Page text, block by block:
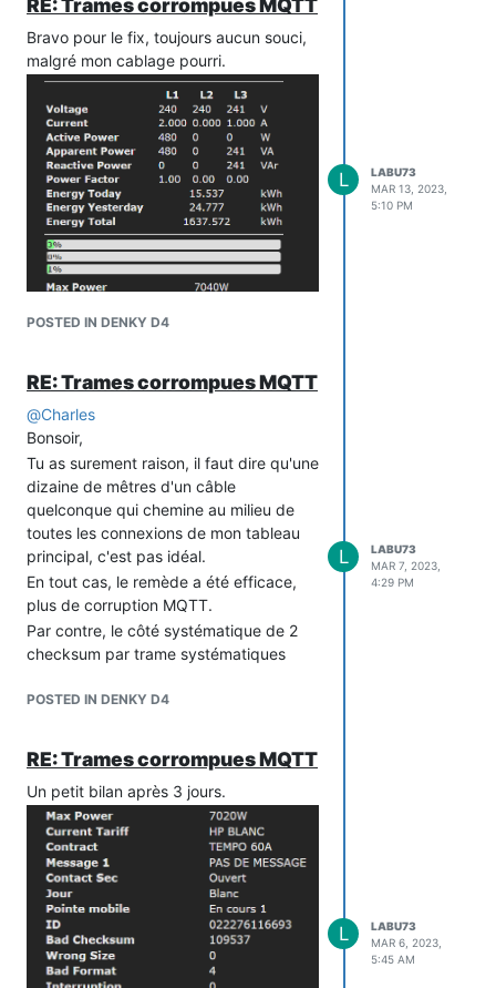
Si vous avez des pistes de diagnostic,
je suis preneur.
Bonne Soirée,
RE: Trames corrompues MQTT
Bravo pour le fix, toujours aucun souci,
malgré mon cablage pourri.
Au moins c'est robuste.
POSTED IN DENKY D4
L
LABU73
MAR 13, 2023,
5:10 PM
RE: Trames corrompues MQTT
@Charles
Bonsoir,
Tu as surement raison, il faut dire qu'une
dizaine de mêtres d'un câble
quelconque qui chemine au milieu de
toutes les connexions de mon tableau
principal, c'est pas idéal.
En tout cas, le remède a été efficace,
plus de corruption MQTT.
Par contre, le côté systématique de 2
checksum par trame systématiques
l'avant dernier il y en avait peu me
Merci de ton aide et tes conseils
POSTED IN DENKY D4
L
LABU73
MAR 7, 2023,
4:29 PM
RE: Trames corrompues MQTT
Un petit bilan après 3 jours.
L
LABU73
MAR 6, 2023,
5:45 AM